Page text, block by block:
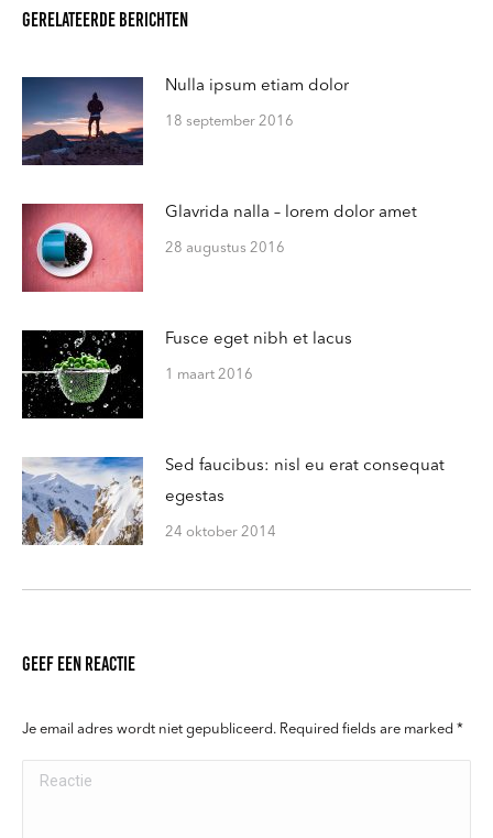
Gerelateerde berichten
Nulla ipsum etiam dolor
18 september 2016
Glavrida nalla – lorem dolor amet
28 augustus 2016
Fusce eget nibh et lacus
1 maart 2016
Sed faucibus: nisl eu erat consequat
egestas
24 oktober 2014
Geef een reactie
Je email adres wordt niet gepubliceerd. Required fields are marked *
Reactie